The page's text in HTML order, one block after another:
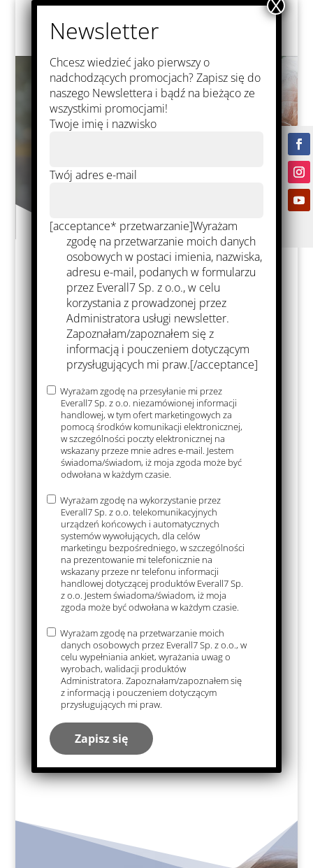
Materiales 3D
Denta
Vision
Secret
Agent
(liquid)
Secret
Agent
(liquid)
Secret
Agent
Chcesz wiedzieć jako pierwszy o
nadchodzących promocjach? Zapisz się do
naszego Newslettera i bądź na bieżąco ze
wszystkimi promocjami!
Twoje imię i nazwisko
Twój adres e-mail
[acceptance* przetwarzanie]Wyrażam
zgodę na przetwarzanie moich danych
osobowych w postaci imienia, nazwiska,
adresu e-mail, podanych w formularzu
przez Everall7 Sp. z o.o., w celu
korzystania z prowadzonej przez
Administratora usługi newsletter.
Zapoznałam/zapoznałem się z
informacją i pouczeniem dotyczącym
przysługujących mi praw.[/acceptance]
Wyrażam zgodę na przesyłanie mi przez
Everall7 Sp. z o.o. niezamówionej informacji
handlowej, w tym ofert marketingowych za
pomocą środków komunikacji elektronicznej,
w szczególności poczty elektronicznej na
wskazany przeze mnie adres e-mail. Jestem
świadoma/świadom, iż moja zgoda może być
odwołana w każdym czasie.
Wyrażam zgodę na wykorzystanie przez
Everall7 Sp. z o.o. telekomunikacyjnych
urządzeń końcowych i automatycznych
systemów wywołujących, dla celów
marketingu bezpośredniego, w szczególności
na prezentowanie mi telefonicznie na
wskazany przeze nr telefonu informacji
handlowej dotyczącej produktów Everall7 Sp.
z o.o. Jestem świadoma/świadom, iż moja
zgoda może być odwołana w każdym czasie.
Wyrażam zgodę na przetwarzanie moich
danych osobowych przez Everall7 Sp. z o.o., w
celu wypełniania ankiet, wyrażania uwag o
wyrobach, walidacji produktów
Administratora. Zapoznałam/zapoznałem się
z informacją i pouczeniem dotyczącym
przysługujących mi praw.